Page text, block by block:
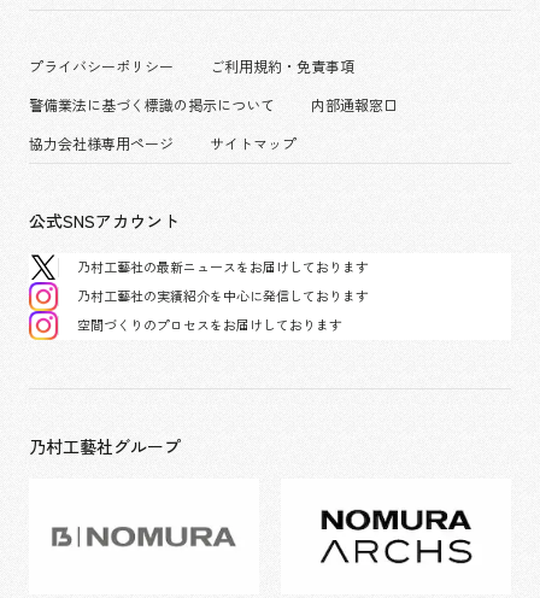
コンベンション & イベント
パブリック
働く環境
プライバシーポリシー
ご利用規約・免責事項
警備業法に基づく標識の掲示について
内部通報窓口
協力会社様専用ページ
サイトマップ
公式SNSアカウント
乃村工藝社の最新ニュースをお届けしております
乃村工藝社の実績紹介を中心に発信しております
空間づくりのプロセスをお届けしております
乃村工藝社グループ